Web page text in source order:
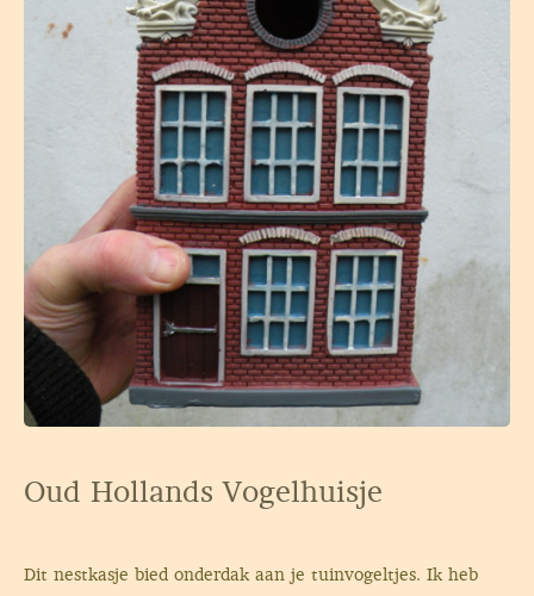
Oud Hollands Vogelhuisje
Dit nestkasje bied onderdak aan je tuinvogeltjes. Ik heb